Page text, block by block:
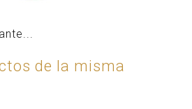
de la misma